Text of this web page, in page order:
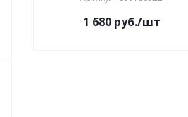
1 680руб./шт